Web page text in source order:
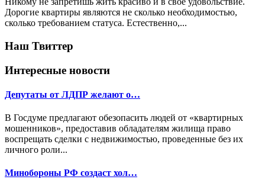
Дорогие квартиры являются не сколько необходимостью,
сколько требованием статуса. Естественно,...
Наш Твиттер
Интересные новости
Депутаты от ЛДПР желают о…
В Госдуме предлагают обезопасить людей от «квартирных
мошенников», предоставив обладателям жилища право
воспрещать сделки с недвижимостью, проведенные без их
личного роли...
Минобороны РФ создаст хол…